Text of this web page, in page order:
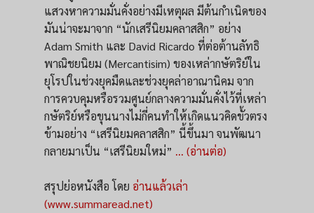
แสวงหาความมั่นคั่งอย่างมีเหตุผล มีต้นกำเนิดของ
มันน่าจะมาจาก “นักเสรีนิยมคลาสสิก” อย่าง
Adam Smith และ David Ricardo ที่ต่อต้านลัทธิ
พาณิชยนิยม (Mercantisim) ของเหล่ากษัตริย์ใน
ยุโรปในช่วงยุคมืดและช่วงยุคล่าอาณานิคม จาก
การควบคุมหรือรวมศูนย์กลางความมั่นคั่งไว้ที่เหล่า
กษัตริย์หรือขุนนางไม่กี่คนทำให้เกิดแนวคิดขั้วตรง
ข้ามอย่าง “เสรีนิยมคลาสสิก” นี้ขึ้นมา จนพัฒนา
กลายมาเป็น “เสรีนิยมใหม่” ... (อ่านต่อ)
สรุปย่อหนังสือ โดย อ่านแล้วเล่า
(www.summaread.net)